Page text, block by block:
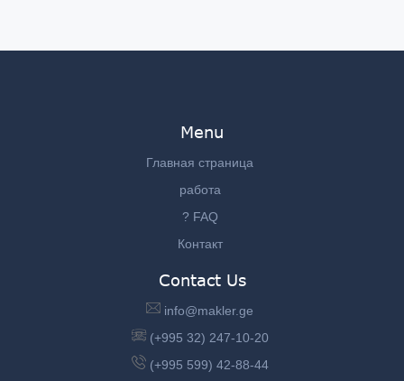
Menu
Главная страница
работа
? FAQ
Контакт
Contact Us
info@makler.ge
(+995 32) 247-10-20
(+995 599) 42-88-44